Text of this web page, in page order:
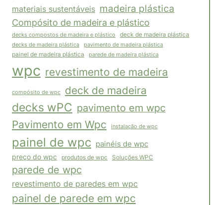
materiais sustentáveis madeira plástica
Compósito de madeira e plástico
decks compostos de madeira e plástico deck de madeira plástica
decks de madeira plástica pavimento de madeira plástica
painel de madeira plástica parede de madeira plástica
wpc revestimento de madeira
compósito de wpc deck de madeira
decks wPC pavimento em wpc
Pavimento em Wpc instalação de wpc
painel de wpc painéis de wpc
preço do wpc produtos de wpc Soluções WPC
parede de wpc
revestimento de paredes em wpc
painel de parede em wpc